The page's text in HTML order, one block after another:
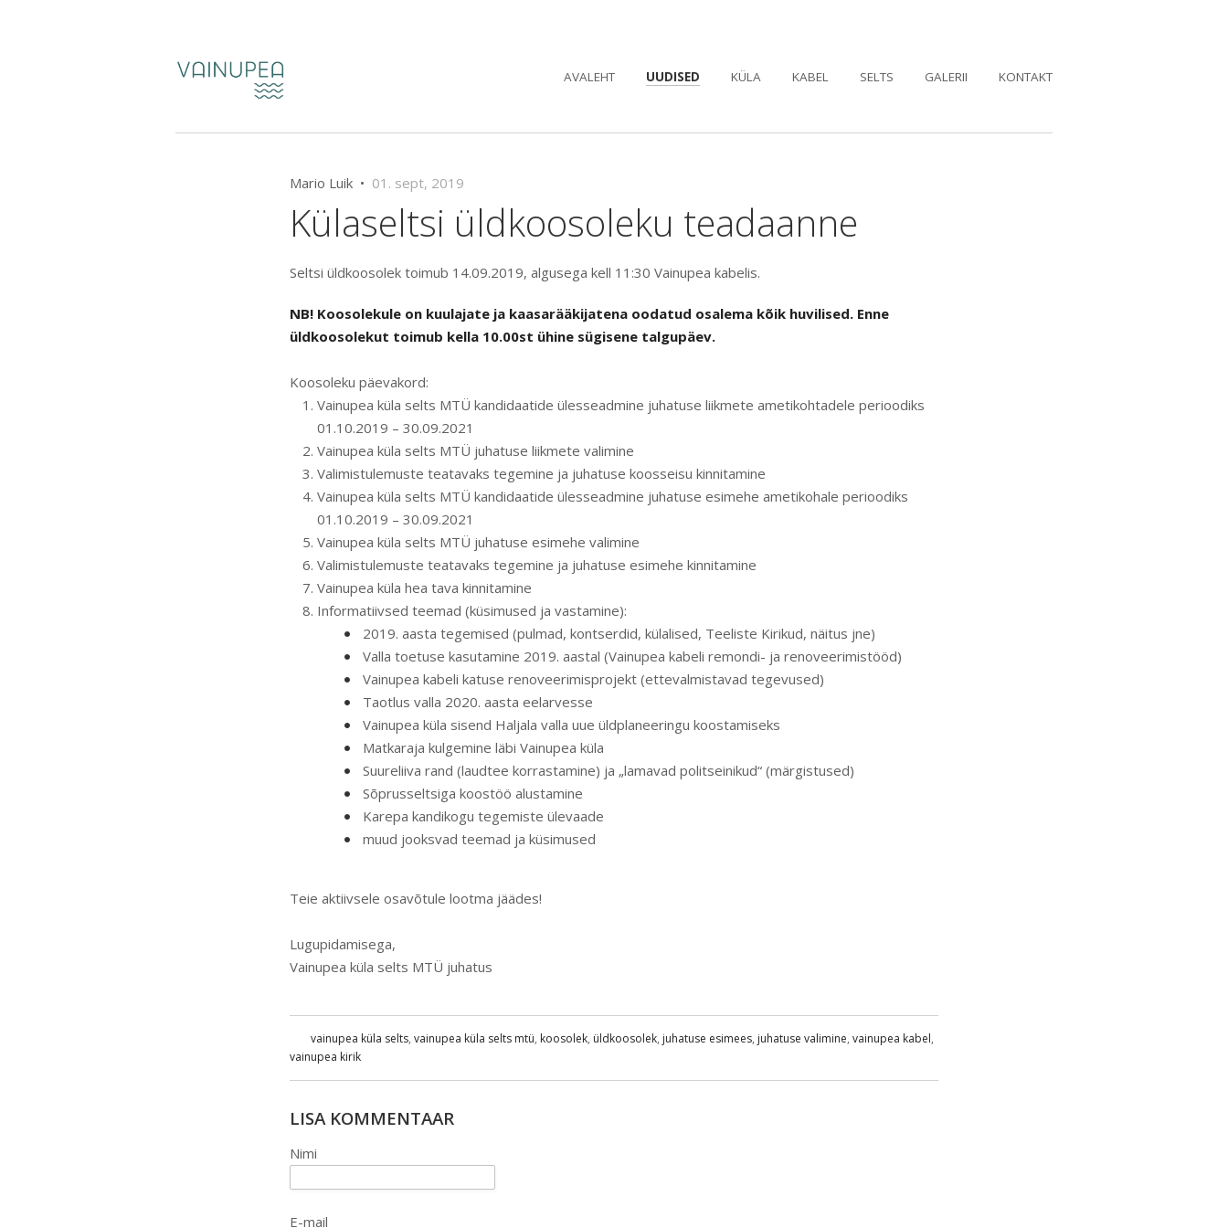
AVALEHT UUDISED KÜLA KABEL SELTS GALERII KONTAKT
Mario Luik • 01. sept, 2019
Külaseltsi üldkoosoleku teadaanne
Seltsi üldkoosolek toimub 14.09.2019, algusega kell 11:30 Vainupea kabelis.
NB! Koosolekule on kuulajate ja kaasarääkijatena oodatud osalema kõik huvilised. Enne
üldkoosolekut toimub kella 10.00st ühine sügisene talgupäev.
Koosoleku päevakord:
Vainupea küla selts MTÜ kandidaatide ülesseadmine juhatuse liikmete ametikohtadele perioodiks
01.10.2019 – 30.09.2021
Vainupea küla selts MTÜ juhatuse liikmete valimine
Valimistulemuste teatavaks tegemine ja juhatuse koosseisu kinnitamine
Vainupea küla selts MTÜ kandidaatide ülesseadmine juhatuse esimehe ametikohale perioodiks
01.10.2019 – 30.09.2021
Vainupea küla selts MTÜ juhatuse esimehe valimine
Valimistulemuste teatavaks tegemine ja juhatuse esimehe kinnitamine
Vainupea küla hea tava kinnitamine
Informatiivsed teemad (küsimused ja vastamine):
2019. aasta tegemised (pulmad, kontserdid, külalised, Teeliste Kirikud, näitus jne)
Valla toetuse kasutamine 2019. aastal (Vainupea kabeli remondi- ja renoveerimistööd)
Vainupea kabeli katuse renoveerimisprojekt (ettevalmistavad tegevused)
Taotlus valla 2020. aasta eelarvesse
Vainupea küla sisend Haljala valla uue üldplaneeringu koostamiseks
Matkaraja kulgemine läbi Vainupea küla
Suureliiva rand (laudtee korrastamine) ja „lamavad politseinikud“ (märgistused)
Sõprusseltsiga koostöö alustamine
Karepa kandikogu tegemiste ülevaade
muud jooksvad teemad ja küsimused
Teie aktiivsele osavõtule lootma jäädes!
Lugupidamisega,
Vainupea küla selts MTÜ juhatus
vainupea küla selts, vainupea küla selts mtü, koosolek, üldkoosolek, juhatuse esimees, juhatuse valimine, vainupea kabel,
vainupea kirik
LISA KOMMENTAAR
Nimi
E-mail